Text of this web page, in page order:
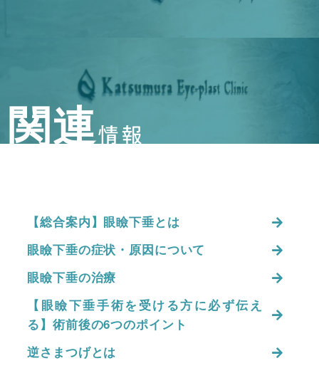
関連情報
【総合案内】眼瞼下垂とは
眼瞼下垂の症状・原因について
眼瞼下垂の治療
【眼瞼下垂手術を受ける方に必ず伝え
る】術前後の6つのポイント
逆さまつげとは